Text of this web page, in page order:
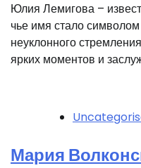
Юлия Лемигова –
чье имя стало
неуклонного
ярких моментов и
Мария